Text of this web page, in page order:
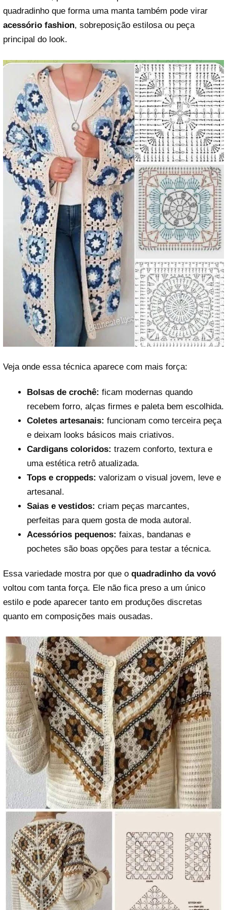
quadradinho que forma uma manta também pode virar
acessório fashion, sobreposição estilosa ou peça
principal do look.
Veja onde essa técnica aparece com mais força:
Bolsas de crochê: ficam modernas quando
recebem forro, alças firmes e paleta bem escolhida.
Coletes artesanais: funcionam como terceira peça
e deixam looks básicos mais criativos.
Cardigans coloridos: trazem conforto, textura e
uma estética retrô atualizada.
Tops e croppeds: valorizam o visual jovem, leve e
artesanal.
Saias e vestidos: criam peças marcantes,
perfeitas para quem gosta de moda autoral.
Acessórios pequenos: faixas, bandanas e
pochetes são boas opções para testar a técnica.
Essa variedade mostra por que o quadradinho da vovó
voltou com tanta força. Ele não fica preso a um único
estilo e pode aparecer tanto em produções discretas
quanto em composições mais ousadas.